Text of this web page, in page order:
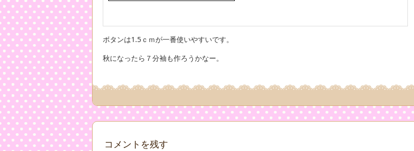
ボタンは1.5ｃｍが一番使いやすいです。
秋になったら７分袖も作ろうかなー。
コメントを残す